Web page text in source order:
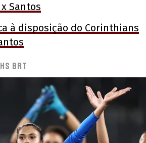
Santos
à disposição do Corinthians
BRT